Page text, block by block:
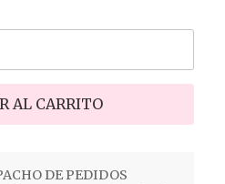
AL CARRITO
DE PEDIDOS